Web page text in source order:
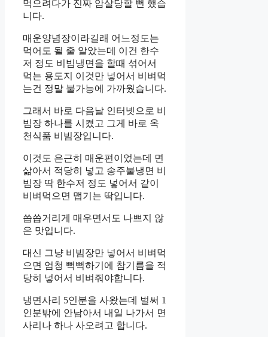
먹으려다가 진짜 암살당할 뻔 했습
니다.
매운양념장이라길래 어느정도는
먹어도 될 줄 알았는데 이건 한수
저 정도 비빔냉면을 할때 섞어서
먹는 용도지 이것만 넣어서 비벼먹
는건 정말 불가능에 가까웠습니다.
그래서 바로 다음날 인터넷으로 비
빔장 하나를 시켰고 그게 바로 옥
천식품 비빔장입니다.
이것도 은근히 매운편이었는데 면
삶아서 적당히 넣고 송주불냉면 비
빔장 딱 한수저 정도 넣어서 같이
비벼먹으면 맵기는 딱입니다.
씁씁거리게 매우면서도 나쁘지 않
은 맛입니다.
대신 그냥 비빔장만 넣어서 비벼먹
으면 엄청 뻑뻑하기에 참기름을 적
당히 넣어서 비벼줘야합니다.
냉면사리 5인분을 사왔는데 벌써 1
인분밖에 안남아서 내일 나가서 면
사리나 하나 사오려고 합니다.